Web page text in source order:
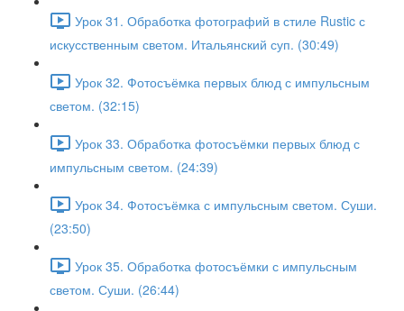
Урок 31. Обработка фотографий в стиле Rustic с
искусственным светом. Итальянский суп. (30:49)
Урок 32. Фотосъёмка первых блюд с импульсным
светом. (32:15)
Урок 33. Обработка фотосъёмки первых блюд с
импульсным светом. (24:39)
Урок 34. Фотосъёмка с импульсным светом. Суши.
(23:50)
Урок 35. Обработка фотосъёмки с импульсным
светом. Суши. (26:44)